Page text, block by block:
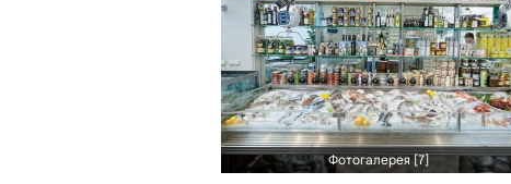
Фотогалерея [7]